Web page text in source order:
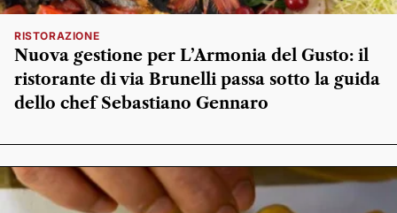
RISTORAZIONE
Nuova gestione per L’Armonia del Gusto: il
ristorante di via Brunelli passa sotto la guida
dello chef Sebastiano Gennaro